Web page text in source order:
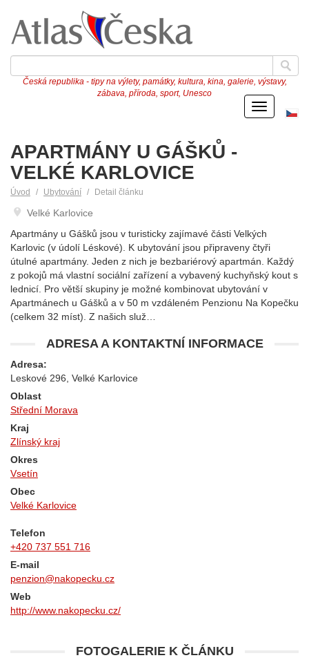
Česká republika - tipy na výlety, památky, kultura, kina, galerie, výstavy,
zábava, příroda, sport, Unesco
Menu
APARTMÁNY U GÁŠKŮ -
VELKÉ KARLOVICE
Úvod Ubytování Detail článku
Velké Karlovice
Apartmány u Gášků jsou v turisticky zajímavé části Velkých
Karlovic (v údolí Léskové). K ubytování jsou připraveny čtyři
útulné apartmány. Jeden z nich je bezbariérový apartmán. Každý
z pokojů má vlastní sociální zařízení a vybavený kuchyňský kout s
lednicí. Pro větší skupiny je možné kombinovat ubytování v
Apartmánech u Gášků a v 50 m vzdáleném Penzionu Na Kopečku
(celkem 32 míst). Z našich služ…
ADRESA A KONTAKTNÍ INFORMACE
Adresa:
Leskové 296, Velké Karlovice
Oblast
Střední Morava
Kraj
Zlínský kraj
Okres
Vsetín
Obec
Velké Karlovice
Telefon
+420 737 551 716
E-mail
penzion@nakopecku.cz
Web
http://www.nakopecku.cz/
FOTOGALERIE K ČLÁNKU